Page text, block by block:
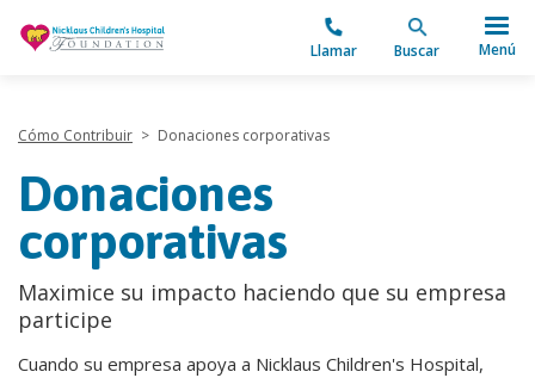
Llamar Buscar Menú
Cómo Contribuir > Donaciones corporativas
Donaciones
corporativas
Maximice su impacto haciendo que su empresa
participe
Cuando su empresa apoya a Nicklaus Children's Hospital,